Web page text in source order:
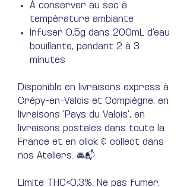
À conserver au sec à
température ambiante
Infuser 0,5g dans 200mL d'eau
bouillante, pendant 2 à 3
minutes
Disponible en livraisons express à
Crépy-en-Valois et Compiègne, en
livraisons 'Pays du Valois', en
livraisons postales dans toute la
France et en click & collect dans
nos Ateliers. 🚘📬
Limite THC<0,3%. Ne pas fumer.